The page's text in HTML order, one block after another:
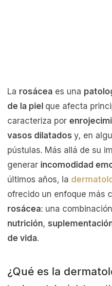
La rosácea es una
de la piel que afecta
caracteriza por
vasos dilatados y, en
pústulas. Más allá de su
generar incomodidad
últimos años, la
ofrecido un enfoque más
rosácea: una
nutrición,
de vida.
¿Qué es la